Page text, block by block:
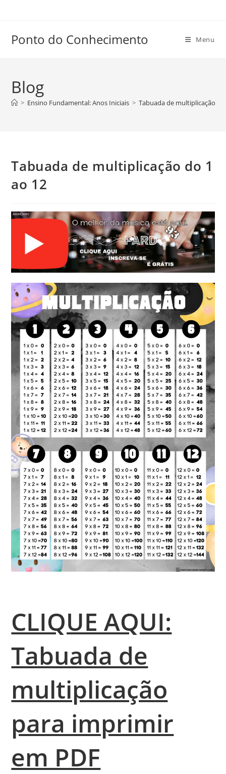
conteúdo
Ponto do Conhecimento Menu
Blog
> Ensino Fundamental: Anos Iniciais > Tabuada de multiplicação do
Tabuada de multiplicação do 1
ao 12
CLIQUE AQUI:
Tabuada de
multiplicação
para imprimir
em PDF